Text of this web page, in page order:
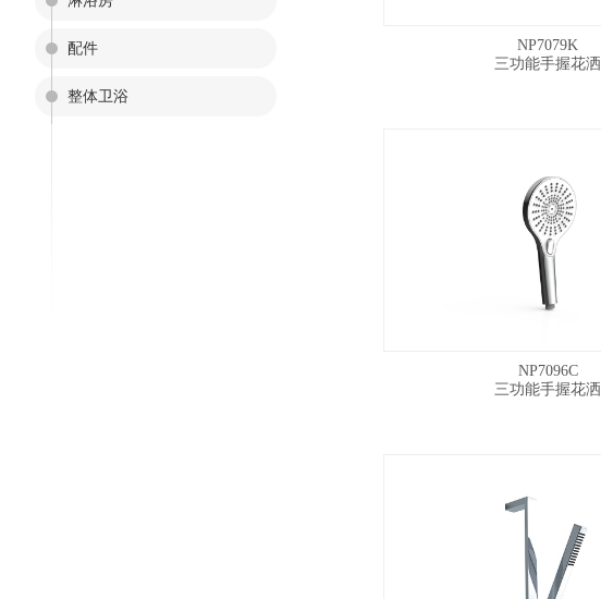
配件
整体卫浴
NP7079K
三功能手握花洒
NP7096C
三功能手握花洒